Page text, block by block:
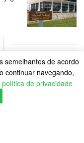
semelhantes de acordo
continuar navegando,
política de privacidade